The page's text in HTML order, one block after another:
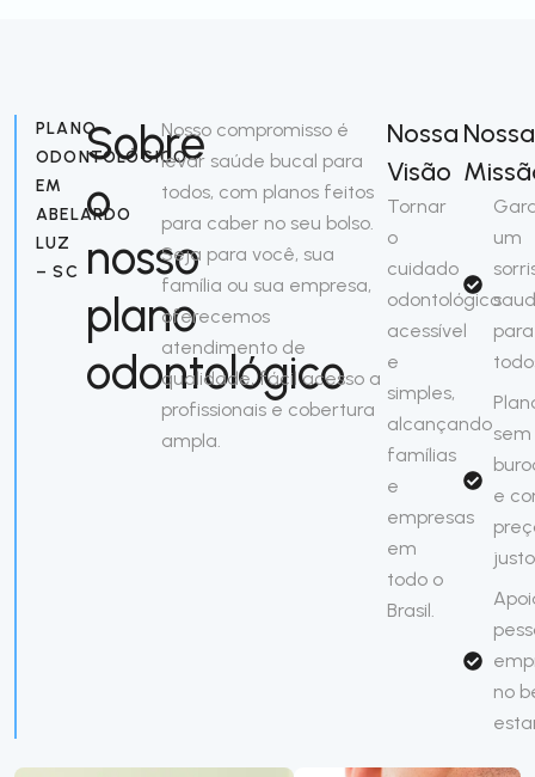
PLANO
ODONTOLÓGICO
EM
ABELARDO
LUZ
– SC
Sobre
o
nosso
plano
odontológico
Nosso compromisso é
levar saúde bucal para
todos, com planos feitos
para caber no seu bolso.
Seja para você, sua
família ou sua empresa,
oferecemos
atendimento de
qualidade, fácil acesso a
profissionais e cobertura
ampla.
Nossa
Visão
Tornar
o
cuidado
odontológico
acessível
e
simples,
alcançando
famílias
e
empresas
em
todo o
Brasil.
Nossa
um
para
sem
e
justo
no